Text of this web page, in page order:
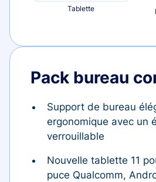
Tablette
Pack bureau
Support de bureau
ergonomique avec un
verrouillable
Nouvelle tablette 11
puce Qualcomm,